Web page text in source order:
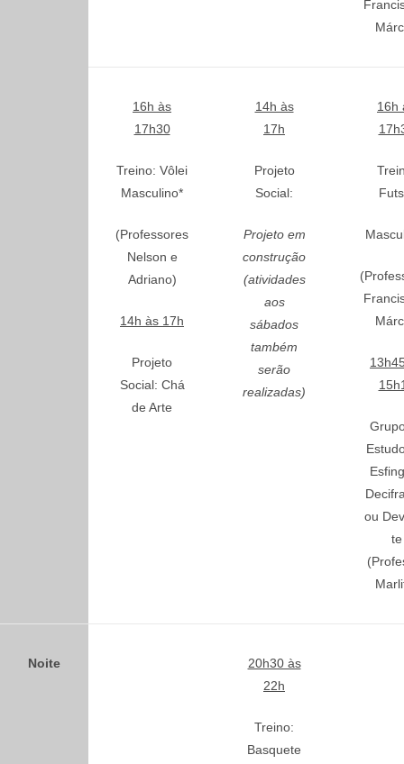
16h às
17h30
Treino: Vôlei
Masculino*
(Professores
Nelson e
Adriano)
14h às 17h
Projeto
Social: Chá
de Arte
14h às
17h
Projeto
Social:
Projeto em
construção
(atividades
aos
sábados
também
serão
realizadas)
16h
ou
te
Noite
20h30 às
22h
Treino:
Basquete